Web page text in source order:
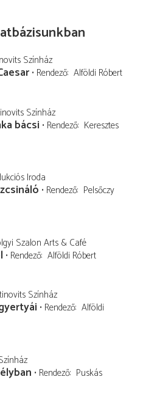
Színház
Rendező Alföldi Róbert
Színház
bácsi Rendező Keresztes
Iroda
Rendező Pelsőczy
Szalon Arts & Café
Rendező Alföldi Róbert
Színház
Rendező Alföldi
Rendező Puskás